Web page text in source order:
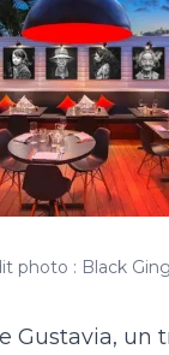
photo : Black
Gustavia, un